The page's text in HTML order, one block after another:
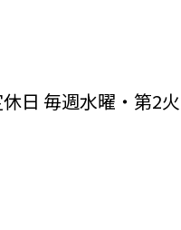
日 毎週水曜・第2火